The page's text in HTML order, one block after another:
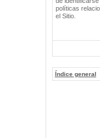
políticas
el Sitio.
Índice general